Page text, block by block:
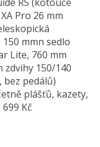
Pro 26 mm
mmn sedlo
Lite, 760 mm
zdvihy 150/140
bez pedálů)
plášťů, kazety,
Kč